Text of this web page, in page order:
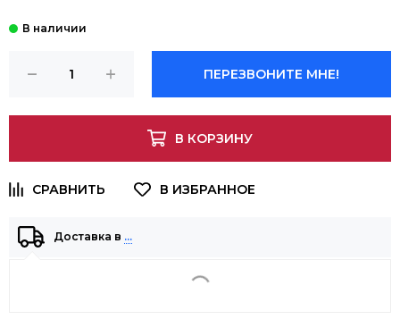
ПЕРЕЗВОНИТЕ МНЕ!
В КОРЗИНУ
Доставка в …